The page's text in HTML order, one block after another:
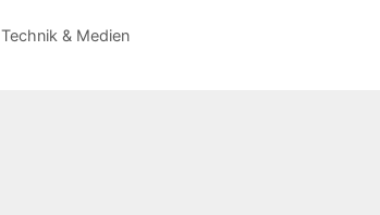
Technik & Medien